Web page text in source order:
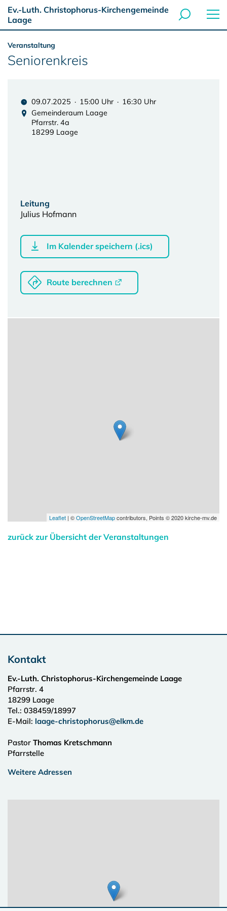
Ev.-Luth. Christophorus-Kirchengemeinde
Laage
Veranstaltung
Seniorenkreis
09.07.2025 · 15:00 Uhr · 16:30 Uhr
Gemeinderaum Laage
Pfarrstr. 4a
18299 Laage
Leitung
Julius Hofmann
Im Kalender speichern (.ics)
Route berechnen
Leaflet | ©OpenStreetMapcontributors, Points © 2020 kirche-mv.de
zurück zur Übersicht der Veranstaltungen
Kontakt
Ev.-Luth. Christophorus-Kirchengemeinde Laage
Pfarrstr. 4
18299 Laage
Tel.: 038459/18997
E-Mail: laage-christophorus@elkm.de
Pastor Thomas Kretschmann
Pfarrstelle
Weitere Adressen